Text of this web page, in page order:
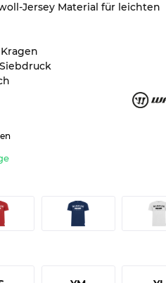
Jersey Material für leichten